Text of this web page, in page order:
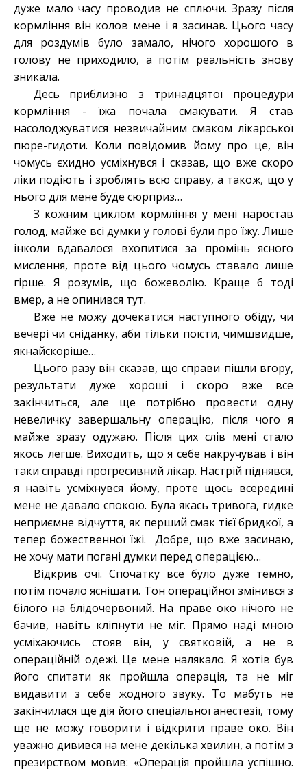
дуже мало часу проводив не сплючи. Зразу після
кормління він колов мене і я засинав. Цього часу
для роздумів було замало, нічого хорошого в
голову не приходило, а потім реальність знову
зникала.
Десь приблизно з тринадцятої процедури
кормління - їжа почала смакувати. Я став
насолоджуватися незвичайним смаком лікарської
пюре-гидоти. Коли повідомив йому про це, він
чомусь єхидно усміхнувся і сказав, що вже скоро
ліки подіють і зроблять всю справу, а також, що у
нього для мене буде сюрприз…
З кожним циклом кормління у мені наростав
голод, майже всі думки у голові були про їжу. Лише
інколи вдавалося вхопитися за промінь ясного
мислення, проте від цього чомусь ставало лише
гірше. Я розумів, що божеволію. Краще б тоді
вмер, а не опинився тут.
Вже не можу дочекатися наступного обіду, чи
вечері чи сніданку, аби тільки поїсти, чимшвидше,
якнайскоріше…
Цього разу він сказав, що справи пішли вгору,
результати дуже хороші і скоро вже все
закінчиться, але ще потрібно провести одну
невеличку завершальну операцію, після чого я
майже зразу одужаю. Після цих слів мені стало
якось легше. Виходить, що я себе накручував і він
таки справді прогресивний лікар. Настрій піднявся,
я навіть усміхнувся йому, проте щось всередині
мене не давало спокою. Була якась тривога, гидке
неприємне відчуття, як перший смак тієї бридкої, а
тепер божественної їжі. Добре, що вже засинаю,
не хочу мати погані думки перед операцією…
Відкрив очі. Спочатку все було дуже темно,
потім почало яснішати. Тон операційної змінився з
білого на блідочервоний. На праве око нічого не
бачив, навіть кліпнути не міг. Прямо наді мною
усміхаючись стояв він, у святковій, а не в
операційній одежі. Це мене налякало. Я хотів був
його спитати як пройшла операція, та не міг
видавити з себе жодного звуку. То мабуть не
закінчилася ще дія його спеціальної анестезії, тому
ще не можу говорити і відкрити праве око. Він
уважно дивився на мене декілька хвилин, а потім з
презирством мовив: «Операція пройшла успішно.